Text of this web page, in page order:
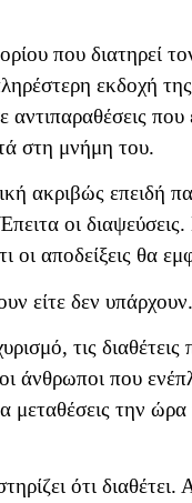
που διατηρεί
εκδοχή
που
στη μνήμη του.
ακριβώς επειδή
οι
οι αποδείξεις θα
είτε δεν υπάρχουν.
τις
άνθρωποι που
μεταθέσεις την
ότι διαθέτει.